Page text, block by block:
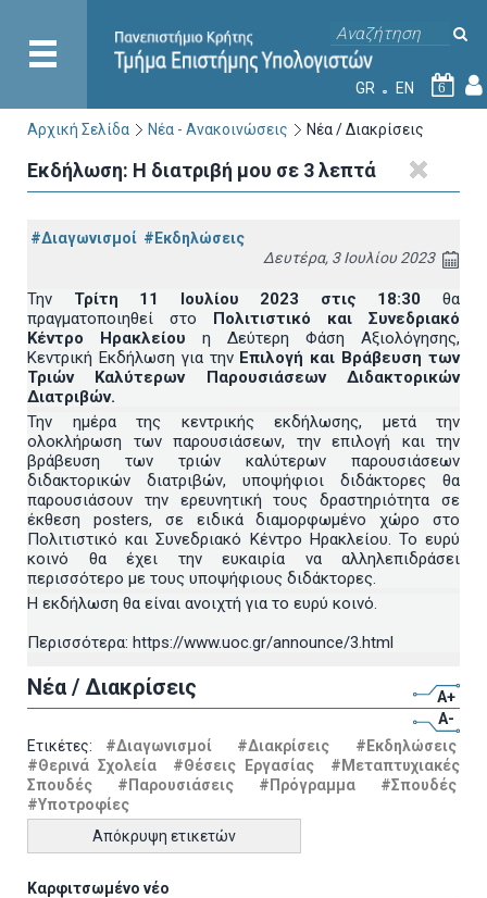
GR EN 6
Αρχική Σελίδα Νέα - Ανακοινώσεις Νέα / Διακρίσεις
Εκδήλωση: Η διατριβή μου σε 3 λεπτά
#Διαγωνισμοί #Εκδηλώσεις
Δευτέρα, 3 Ιουλίου 2023
Την Τρίτη 11 Ιουλίου 2023 στις 18:30θα
πραγματοποιηθεί στο Πολιτιστικό και Συνεδριακό
Κέντρο Ηρακλείου η Δεύτερη Φάση Αξιολόγησης,
Κεντρική Εκδήλωση για τηνΕπιλογή και Βράβευση των
Τριών Καλύτερων Παρουσιάσεων Διδακτορικών
Διατριβών.
Την ημέρα της κεντρικής εκδήλωσης, μετά την
ολοκλήρωση των παρουσιάσεων, την επιλογή και την
βράβευση των τριών καλύτερων παρουσιάσεων
διδακτορικών διατριβών, υποψήφιοι διδάκτορες θα
παρουσιάσουν την ερευνητική τους δραστηριότητα σε
έκθεση posters, σε ειδικά διαμορφωμένο χώρο στο
Πολιτιστικό και Συνεδριακό Κέντρο Ηρακλείου. Το ευρύ
κοινό θα έχει την ευκαιρία να αλληλεπιδράσει
περισσότερο με τους υποψήφιους διδάκτορες.
Η εκδήλωση θα είναι ανοιχτή για το ευρύ κοινό.
Περισσότερα: https://www.uoc.gr/announce/3.html
Νέα / Διακρίσεις
A+
A-
Ετικέτες: #Διαγωνισμοί #Διακρίσεις
#Εκδηλώσεις
#Θερινά Σχολεία
#Θέσεις Εργασίας
#Μεταπτυχιακές
Σπουδές
#Παρουσιάσεις #Πρόγραμμα
#Σπουδές
#Υποτροφίες
Απόκρυψη ετικετών
Καρφιτσωμένο νέο